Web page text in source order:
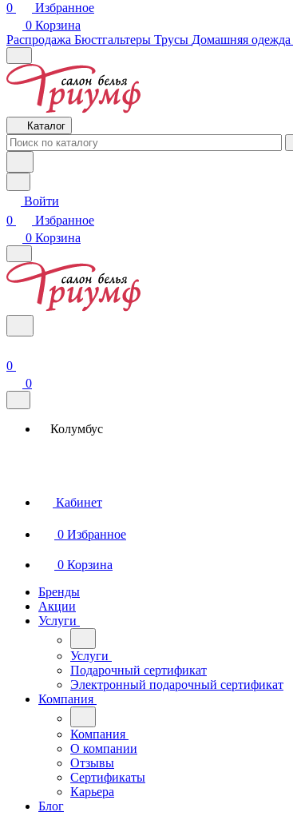
0
Избранное
0 Корзина
Распродажа Бюстгальтеры Трусы Домашняя одежда
Каталог
Войти
0
Избранное
0 Корзина
0
0
Колумбус
Кабинет
0 Избранное
0 Корзина
Бренды
Акции
Услуги
Услуги
Подарочный сертификат
Электронный подарочный сертификат
Компания
Компания
О компании
Отзывы
Сертификаты
Карьера
Блог